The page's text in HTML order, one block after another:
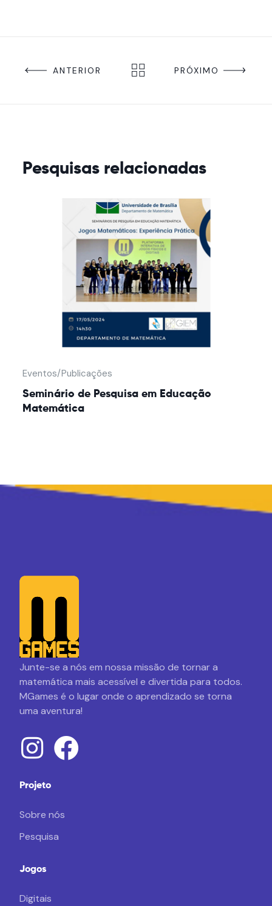
ANTERIOR PRÓXIMO
Pesquisas relacionadas
Eventos/Publicações
Seminário de Pesquisa em Educação
Matemática
Junte-se a nós em nossa missão de tornar a
matemática mais acessível e divertida para todos.
MGames é o lugar onde o aprendizado se torna
uma aventura!
Projeto
Sobre nós
Pesquisa
Jogos
Digitais